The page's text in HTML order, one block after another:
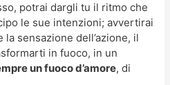
potrai dargli tu il ritmo che
le sue intenzioni; avvertirai
sensazione dell’azione, il
in fuoco, in un
un fuoco d’amore, di